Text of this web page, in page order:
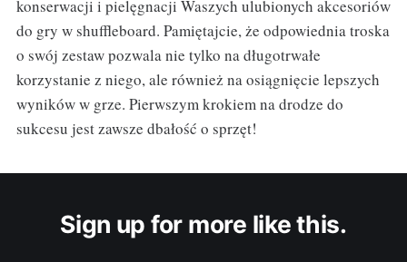
konserwacji i pielęgnacji Waszych ulubionych akcesoriów
do gry w shuffleboard. Pamiętajcie, że odpowiednia troska
o swój zestaw pozwala nie tylko na długotrwałe
korzystanie z niego, ale również na osiągnięcie lepszych
wyników w grze. Pierwszym krokiem na drodze do
sukcesu jest zawsze dbałość o sprzęt!
Sign up for more like this.